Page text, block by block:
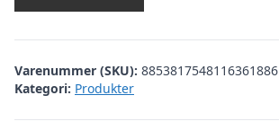
Varenummer (SKU): 8853817548116361886
Kategori: Produkter